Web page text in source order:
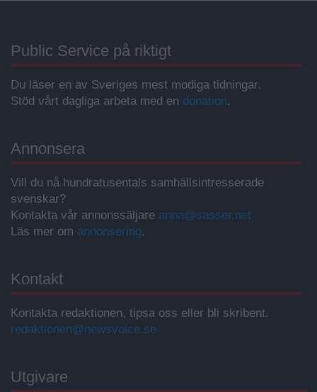
Public Service på riktigt
Du läser en av Sveriges mest modiga tidningar.
Stöd vårt dagliga arbeta med en donation.
Annonsera
Vill du nå hundratusentals samhällsintresserade
svenskar?
Kontakta vår annonssäljare anna@sasser.net
Läs mer om annonsering.
Kontakt
Kontakta redaktionen, tipsa oss eller bli skribent.
redaktionen@newsvoice.se
Utgivare